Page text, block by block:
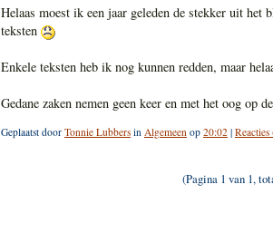
Helaas moest ik een jaar geleden de stekker uit het
teksten
Enkele teksten heb ik nog kunnen redden, maar
Gedane zaken nemen geen keer en met het oog op
Geplaatst door Tonnie Lubbers in Algemeen op 20:02 |
(Pagina 1 van 1,